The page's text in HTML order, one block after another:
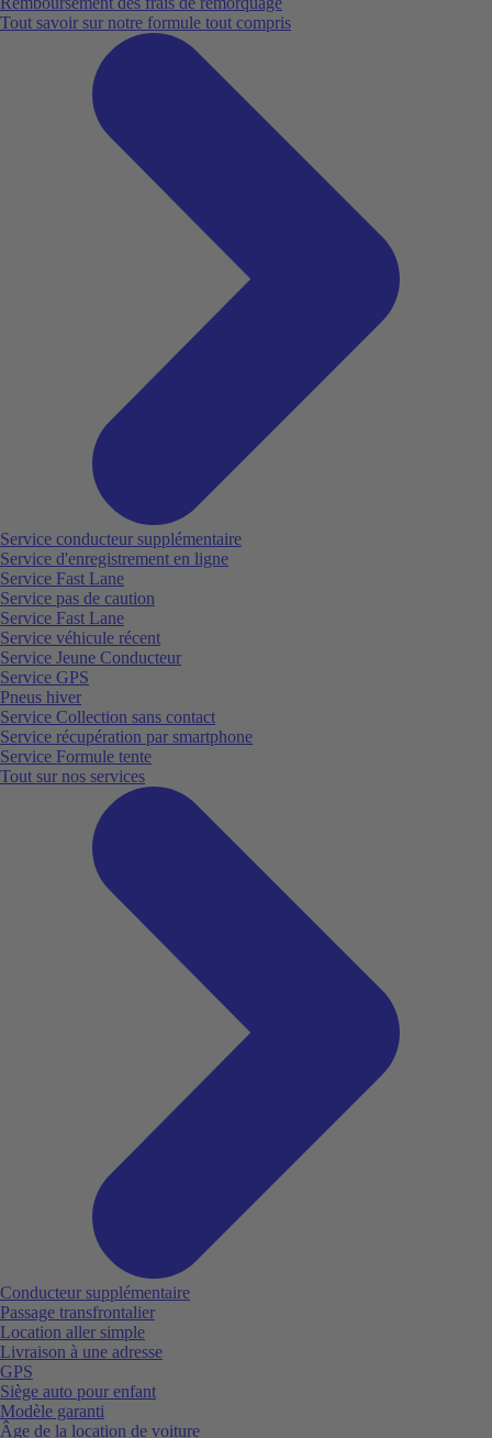
Tout savoir sur notre formule tout compris
Service conducteur supplémentaire
Service d'enregistrement en ligne
Service Fast Lane
Service pas de caution
Service Fast Lane
Service véhicule récent
Service Jeune Conducteur
Service GPS
Pneus hiver
Service Collection sans contact
Service récupération par smartphone
Service Formule tente
Tout sur nos services
Conducteur supplémentaire
Passage transfrontalier
Location aller simple
Livraison à une adresse
GPS
Siège auto pour enfant
Modèle garanti
Âge de la location de voiture